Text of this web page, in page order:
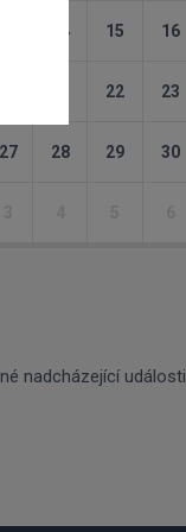
14 15 16
22 23
27 28 29 30
nadcházející události